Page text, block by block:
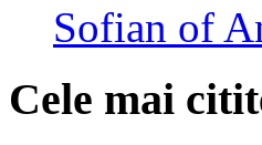
Sofian of
Cele mai